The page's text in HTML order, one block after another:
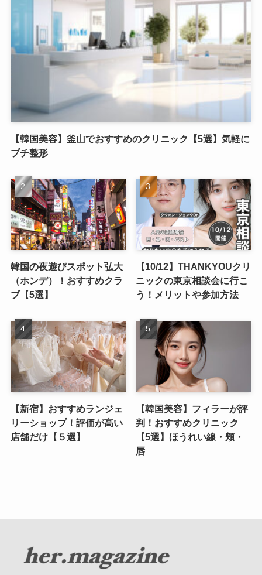
【韓国美容】釜山でおすすめのクリニック【5選】気軽に
プチ整形
韓国の夜遊びスポット弘大
（ホンデ）！おすすめクラ
ブ【5選】
【10/12】THANKYOUクリ
ニックの東京相談会に行こ
う！メリットや参加方法
【新宿】おすすめランジェ
リーショップ！評価が高い
店舗だけ【５選】
【韓国美容】フィラーが評
判！おすすめクリニック
【5選】ほうれい線・頬・
唇